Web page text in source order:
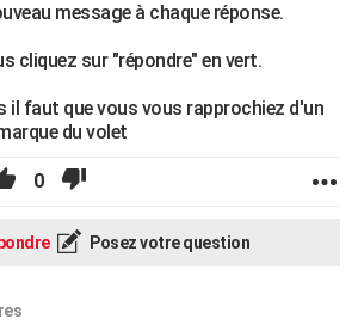
message à chaque réponse.
cliquez sur "répondre" en vert.
il faut que vous vous rapprochiez d'un
du volet
0
Posez votre question